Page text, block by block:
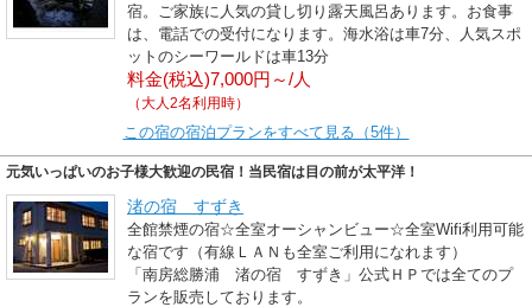
宿。ご家族に人気の貸し切り露天風呂あります。お食事
は、電話での受付になります。海水浴は車7分、人気スポ
ットのシーワールドは車13分
料金(税込)7,000円～/人
（大人2名利用時）
この宿の宿泊プランをすべて見る（5件）
元気いっぱいのお子様大歓迎の民宿！当民宿は目の前が太平洋！
渚の宿 すずき
全館禁煙の宿☆全室オーシャンビュー☆全室Wifi利用可能
な宿です（有線ＬＡＮも全室ご利用になれます）
「南房総勝浦 渚の宿 すずき」公式ＨＰでは全てのプ
ランを販売しております。